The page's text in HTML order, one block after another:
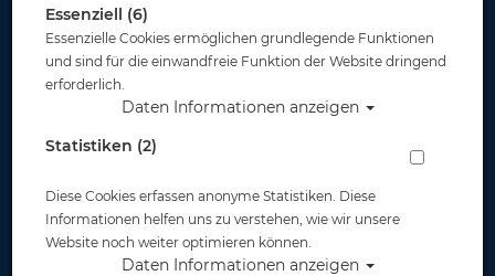
Essenziell (6)
Essenzielle Cookies ermöglichen grundlegende Funktionen
und sind für die einwandfreie Funktion der Website dringend
erforderlich.
Daten Informationen anzeigen
Statistiken (2)
Diese Cookies erfassen anonyme Statistiken. Diese
Informationen helfen uns zu verstehen, wie wir unsere
Website noch weiter optimieren können.
Daten Informationen anzeigen